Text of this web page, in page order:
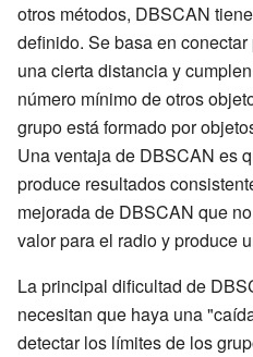
otros métodos, DBSCAN
definido. Se basa en
una cierta distancia y
número mínimo de otros
grupo está formado por
Una ventaja de DBSCAN es
produce resultados
mejorada de DBSCAN que
valor para el radio y produce
La principal dificultad de
necesitan que haya una
detectar los límites de los